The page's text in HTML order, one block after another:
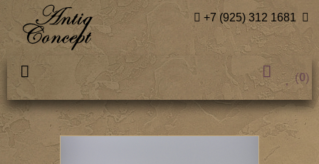
+7 (925) 312 1681
(0)